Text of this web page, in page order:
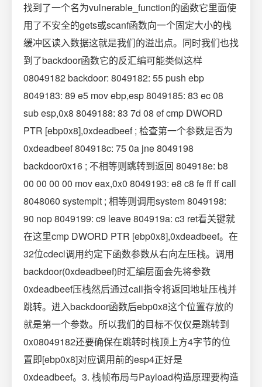
找到了一个名为vulnerable_function的函数它里面使
用了不安全的gets或scanf函数向一个固定大小的栈
缓冲区读入数据这就是我们的溢出点。同时我们也找
到了backdoor函数它的反汇编可能类似这样
08049182 backdoor: 8049182: 55 push ebp
8049183: 89 e5 mov ebp,esp 8049185: 83 ec 08
sub esp,0x8 8049188: 83 7d 08 ef cmp DWORD
PTR [ebp0x8],0xdeadbeef ; 检查第一个参数是否为
0xdeadbeef 804918c: 75 0a jne 8049198
backdoor0x16 ; 不相等则跳转到返回 804918e: b8
00 00 00 00 mov eax,0x0 8049193: e8 c8 fe ff ff call
8048060 systemplt ; 相等则调用system 8049198:
90 nop 8049199: c9 leave 804919a: c3 ret看关键就
在这里cmp DWORD PTR [ebp0x8],0xdeadbeef。在
32位cdecl调用约定下函数参数从右向左压栈。调用
backdoor(0xdeadbeef)时汇编层面会先将参数
0xdeadbeef压栈然后通过call指令将返回地址压栈并
跳转。进入backdoor函数后ebp0x8这个位置存放的
就是第一个参数。所以我们的目标不仅仅是跳转到
0x08049182还要确保在跳转时栈顶上方4字节的位
置即[ebp0x8]对应调用前的esp4正好是
0xdeadbeef。3. 栈帧布局与Payload构造原理要构造